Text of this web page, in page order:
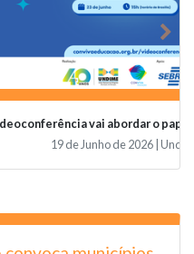
o papel da educaçã...
| Undime